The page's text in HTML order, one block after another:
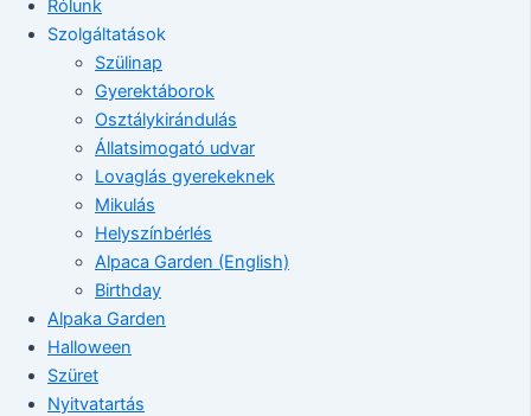
Rólunk
Szolgáltatások
Szülinap
Gyerektáborok
Osztálykirándulás
Állatsimogató udvar
Lovaglás gyerekeknek
Mikulás
Helyszínbérlés
Alpaca Garden (English)
Birthday
Alpaka Garden
Halloween
Szüret
Nyitvatartás